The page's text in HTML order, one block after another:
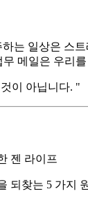
는 일상은 스
메일은 우리
이 아닙니다. "
젠 라이프
되찾는 5 가지